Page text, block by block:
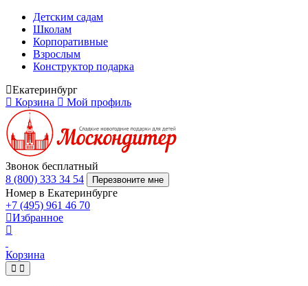
Детским садам
Школам
Корпоративные
Взрослым
Конструктор подарка
Екатеринбург
Корзина
Мой профиль
Звонок бесплатный
8 (800) 333 34 54
Перезвоните мне
Номер в Екатеринбурге
+7 (495) 961 46 70
Избранное
Корзина